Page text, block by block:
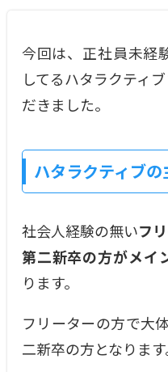
今回は、正社員未経
してるハタラクティ
だきました。
ハタラクティブ
社会人経験の無いフ
第二新卒の方がメイ
ります。
フリーターの方で大
二新卒の方となります